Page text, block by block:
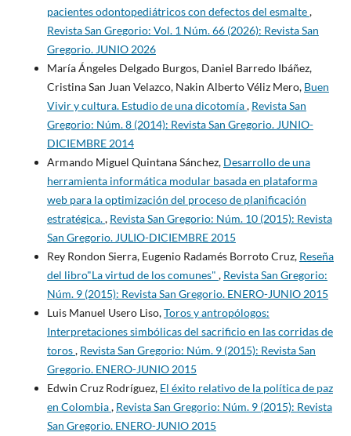
pacientes odontopediátricos con defectos del esmalte,
Revista San Gregorio: Vol. 1 Núm. 66 (2026): Revista San
Gregorio. JUNIO 2026
María Ángeles Delgado Burgos, Daniel Barredo Ibáñez,
Cristina San Juan Velazco, Nakin Alberto Véliz Mero, Buen
Vivir y cultura. Estudio de una dicotomía, Revista San
Gregorio: Núm. 8 (2014): Revista San Gregorio. JUNIO-
DICIEMBRE 2014
Armando Miguel Quintana Sánchez, Desarrollo de una
herramienta informática modular basada en plataforma
web para la optimización del proceso de planificación
estratégica., Revista San Gregorio: Núm. 10 (2015): Revista
San Gregorio. JULIO-DICIEMBRE 2015
Rey Rondon Sierra, Eugenio Radamés Borroto Cruz, Reseña
del libro"La virtud de los comunes" , Revista San Gregorio:
Núm. 9 (2015): Revista San Gregorio. ENERO-JUNIO 2015
Luis Manuel Usero Liso,Toros y antropólogos:
Interpretaciones simbólicas del sacrificio en las corridas de
toros, Revista San Gregorio: Núm. 9 (2015): Revista San
Gregorio. ENERO-JUNIO 2015
Edwin Cruz Rodríguez, El éxito relativo de la política de paz
en Colombia, Revista San Gregorio: Núm. 9 (2015): Revista
San Gregorio. ENERO-JUNIO 2015